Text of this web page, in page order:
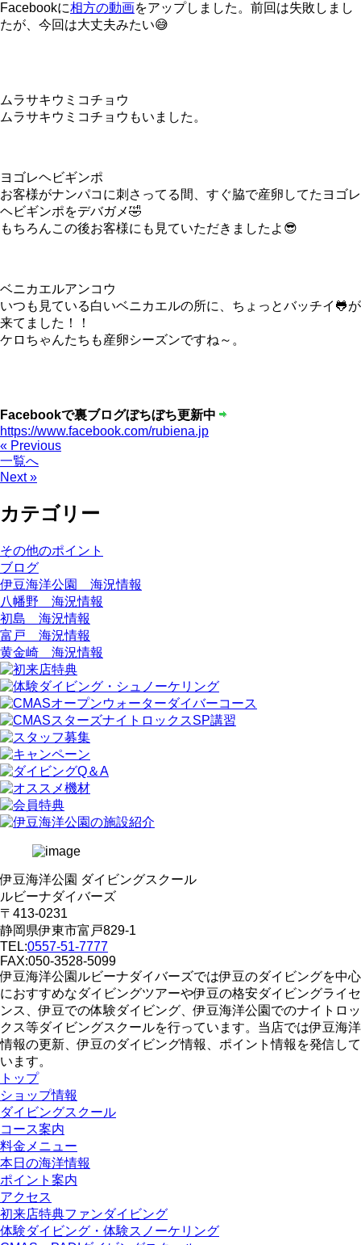
Facebookに相方の動画をアップしました。前回は失敗しまし
たが、今回は大丈夫みたい😅
ムラサキウミコチョウ
ムラサキウミコチョウもいました。
ヨゴレヘビギンポ
お客様がナンパコに刺さってる間、すぐ脇で産卵してたヨゴレ
ヘビギンポをデバガメ🤣
もちろんこの後お客様にも見ていただきましたよ😎
ベニカエルアンコウ
いつも見ている白いベニカエルの所に、ちょっとバッチイ🐸が
来てました！！
ケロちゃんたちも産卵シーズンですね～。
Facebookで裏ブログぼちぼち更新中
https://www.facebook.com/rubiena.jp
« Previous
一覧へ
Next »
カテゴリー
その他のポイント
ブログ
伊豆海洋公園 海況情報
八幡野 海況情報
初島 海況情報
富戸 海況情報
黄金崎 海況情報
伊豆海洋公園 ダイビングスクール
ルビーナダイバーズ
〒413-0231
静岡県伊東市富戸829-1
TEL:0557-51-7777
FAX:050-3528-5099
伊豆海洋公園ルビーナダイバーズでは伊豆のダイビングを中心
におすすめなダイビングツアーや伊豆の格安ダイビングライセ
ンス、伊豆での体験ダイビング、伊豆海洋公園でのナイトロッ
クス等ダイビングスクールを行っています。当店では伊豆海洋
情報の更新、伊豆のダイビング情報、ポイント情報を発信して
います。
トップ
ショップ情報
ダイビングスクール
コース案内
料金メニュー
本日の海洋情報
ポイント案内
アクセス
初来店特典ファンダイビング
体験ダイビング・体験スノーケリング